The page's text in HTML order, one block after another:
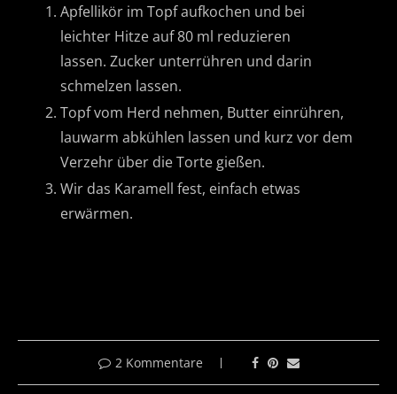
Apfellikör im Topf aufkochen und bei
leichter Hitze auf 80 ml reduzieren
lassen. Zucker unterrühren und darin
schmelzen lassen.
Topf vom Herd nehmen, Butter einrühren,
lauwarm abkühlen lassen und kurz vor dem
Verzehr über die Torte gießen.
Wir das Karamell fest, einfach etwas
erwärmen.
2 Kommentare